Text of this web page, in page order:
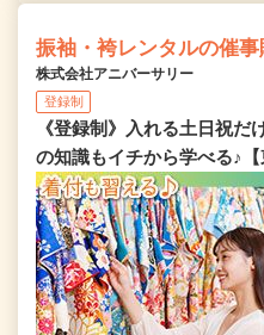
振袖・袴レンタルの催
株式会社アニバーサリー
登録制
《登録制》入れる土日祝
の知識もイチから学べる♪【